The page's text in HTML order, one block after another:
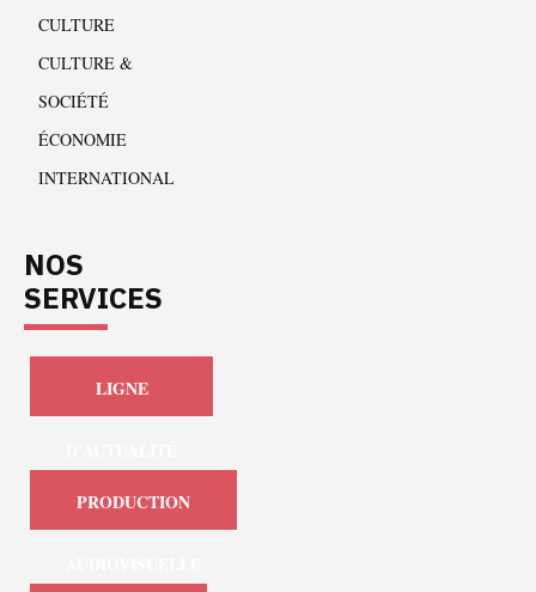
CULTURE
CULTURE &
SOCIÉTÉ
ÉCONOMIE
INTERNATIONAL
NOS
SERVICES
LIGNE
PRODUCTION